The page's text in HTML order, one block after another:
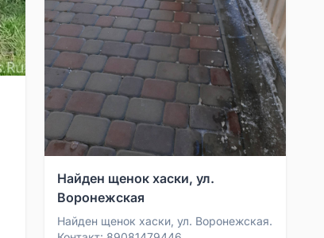
Найден щенок хаски, ул.
Воронежская
Найден щенок хаски, ул. Воронежская.